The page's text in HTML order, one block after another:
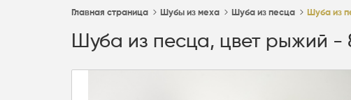
Главная страница Шубы из меха Шуба из песца Шуба из
Шуба из песца, цвет рыжий -